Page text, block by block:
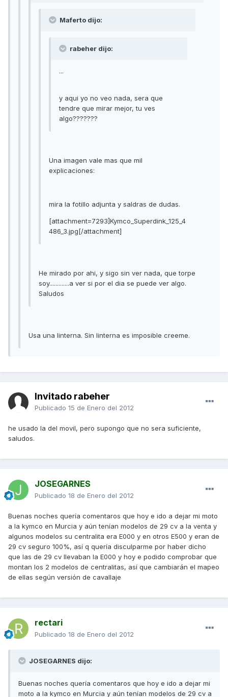
Maferto dijo:
rabeher dijo:
...
y aqui yo no veo nada, sera que
tendre que mirar mejor, tu ves
algo???????
Una imagen vale mas que mil
explicaciones:
mira la fotillo adjunta y saldras de dudas.
[attachment=7293]Kymco_Superdink_125_4
486_3.jpg[/attachment]
He mirado por ahi, y sigo sin ver nada, que torpe
soy.............a ver si por el dia se puede ver algo.
Saludos
Usa una linterna. Sin linterna es imposible creeme.
Invitado rabeher
Publicado 15 de Enero del 2012
he usado la del movil, pero supongo que no sera suficiente,
saludos.
JOSEGARNES
Publicado 18 de Enero del 2012
Buenas noches quería comentaros que hoy e ido a dejar mi moto
a la kymco en Murcia y aún tenían modelos de 29 cv a la venta y
algunos modelos su centralita era E000 y en otros E500 y eran de
29 cv seguro 100%, así q quería disculparme por haber dicho
que las de 29 cv llevaban la E000 y hoy e podido comprobar que
montan los 2 modelos de centralitas, así que cambiarán el mapeo
de ellas según versión de cavallaje
rectari
Publicado 18 de Enero del 2012
JOSEGARNES dijo:
Buenas noches quería comentaros que hoy e ido a dejar mi
moto a la kymco en Murcia y aún tenían modelos de 29 cv a